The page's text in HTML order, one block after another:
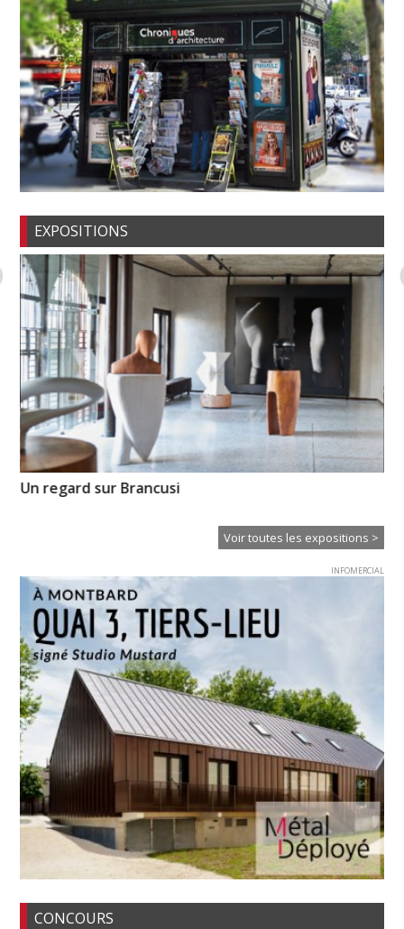
EXPOSITIONS
Un regard sur Brancusi
Voir toutes les expositions >
INFOMERCIAL
CONCOURS